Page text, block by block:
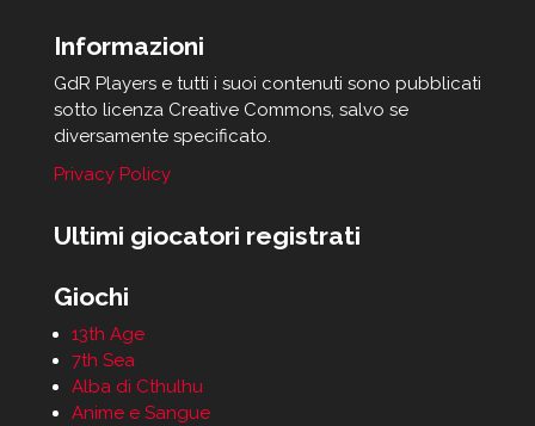
Informazioni
GdR Players e tutti i suoi contenuti sono pubblicati
sotto licenza Creative Commons, salvo se
diversamente specificato.
Privacy Policy
Ultimi giocatori registrati
Giochi
13th Age
7th Sea
Alba di Cthulhu
Anime e Sangue